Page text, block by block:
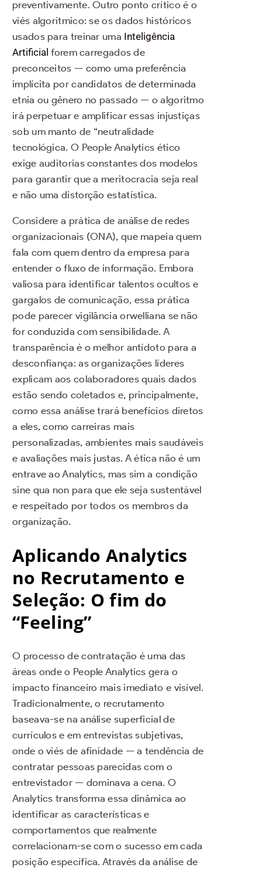
preventivamente. Outro ponto crítico é o
viés algorítmico: se os dados históricos
usados para treinar uma Inteligência
Artificial forem carregados de
preconceitos — como uma preferência
implícita por candidatos de determinada
etnia ou gênero no passado — o algoritmo
irá perpetuar e amplificar essas injustiças
sob um manto de “neutralidade
tecnológica. O People Analytics ético
exige auditorias constantes dos modelos
para garantir que a meritocracia seja real
e não uma distorção estatística.
Considere a prática de análise de redes
organizacionais (ONA), que mapeia quem
fala com quem dentro da empresa para
entender o fluxo de informação. Embora
valiosa para identificar talentos ocultos e
gargalos de comunicação, essa prática
pode parecer vigilância orwelliana se não
for conduzida com sensibilidade. A
transparência é o melhor antídoto para a
desconfiança: as organizações líderes
explicam aos colaboradores quais dados
estão sendo coletados e, principalmente,
como essa análise trará benefícios diretos
a eles, como carreiras mais
personalizadas, ambientes mais saudáveis
e avaliações mais justas. A ética não é um
entrave ao Analytics, mas sim a condição
sine qua non para que ele seja sustentável
e respeitado por todos os membros da
organização.
Aplicando Analytics
no Recrutamento e
Seleção: O fim do
“Feeling”
O processo de contratação é uma das
áreas onde o People Analytics gera o
impacto financeiro mais imediato e visível.
Tradicionalmente, o recrutamento
baseava-se na análise superficial de
currículos e em entrevistas subjetivas,
onde o viés de afinidade — a tendência de
contratar pessoas parecidas com o
entrevistador — dominava a cena. O
Analytics transforma essa dinâmica ao
identificar as características e
comportamentos que realmente
correlacionam-se com o sucesso em cada
posição específica. Através da análise de